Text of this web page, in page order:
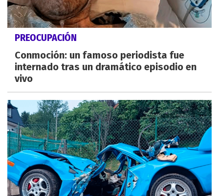
PREOCUPACIÓN
Conmoción: un famoso periodista fue
internado tras un dramático episodio en
vivo